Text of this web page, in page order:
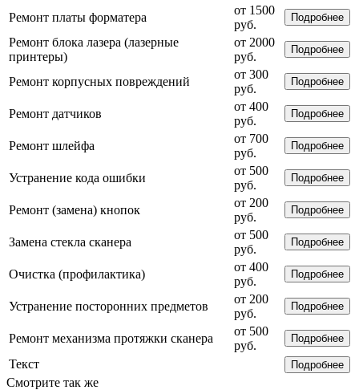
Ремонт платы форматера
от 1500
руб.
Подробнее
Ремонт блока лазера (лазерные
принтеры)
от 2000
руб.
Подробнее
Ремонт корпусных повреждений
от 300
руб.
Подробнее
Ремонт датчиков
от 400
руб.
Подробнее
Ремонт шлейфа
от 700
руб.
Подробнее
Устранение кода ошибки
от 500
руб.
Подробнее
Ремонт (замена) кнопок
от 200
руб.
Подробнее
Замена стекла сканера
от 500
руб.
Подробнее
Очистка (профилактика)
от 400
руб.
Подробнее
Устранение посторонних предметов
от 200
руб.
Подробнее
Ремонт механизма протяжки сканера
от 500
руб.
Подробнее
Текст Подробнее
Смотрите так же